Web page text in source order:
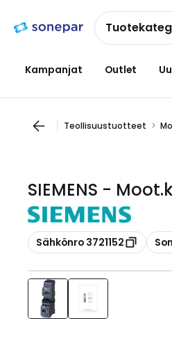
navigointiinsisältöön
Kampanjat Outlet
Teollisuustuotteet
SIEMENS -
Kopioi
Sähkönro 3721152